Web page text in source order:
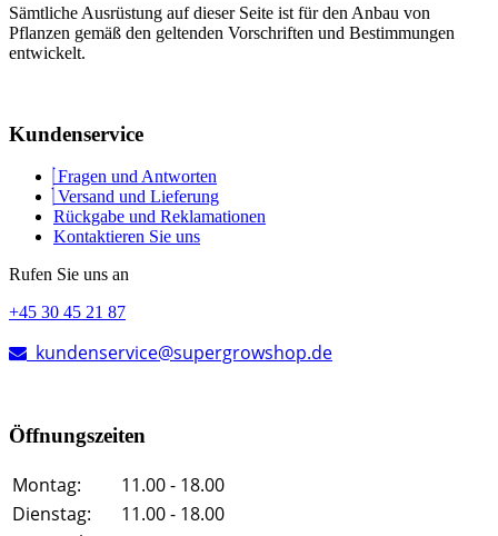
Sämtliche Ausrüstung auf dieser Seite ist für den Anbau von
Pflanzen gemäß den geltenden Vorschriften und Bestimmungen
entwickelt.
Kundenservice
Fragen und Antworten
Versand und Lieferung
Rückgabe und Reklamationen
Kontaktieren Sie uns
Rufen Sie uns an
+45 30 45 21 87
kundenservice@supergrowshop.de
Öffnungszeiten
Montag:
11.00 - 18.00
Dienstag:
11.00 - 18.00